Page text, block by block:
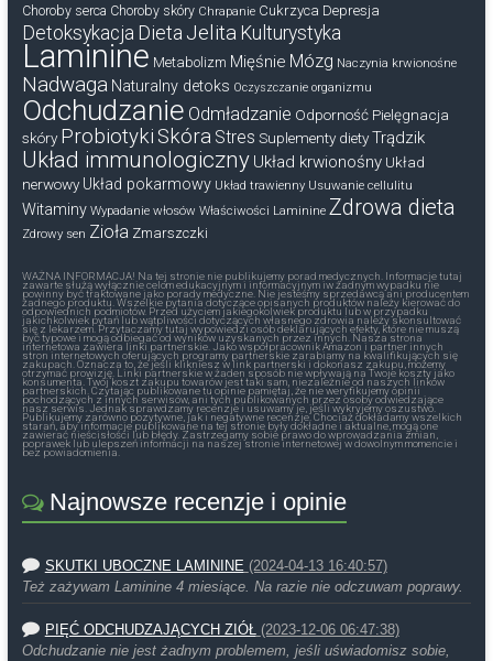
Choroby serca Choroby skóry Chrapanie Cukrzyca Depresja
Detoksykacja Dieta Jelita Kulturystyka
Laminine Metabolizm Mięśnie Mózg Naczynia krwionośne
Nadwaga Naturalny detoks Oczyszczanie organizmu
Odchudzanie Odmładzanie Odporność Pielęgnacja
skóry Probiotyki Skóra Stres Suplementy diety Trądzik
Układ immunologiczny Układ krwionośny Układ
nerwowy Układ pokarmowy Układ trawienny Usuwanie cellulitu
Witaminy Wypadanie włosów Właściwości Laminine Zdrowa dieta
Zdrowy sen Zioła Zmarszczki
WAŻNA INFORMACJA! Na tej stronie nie publikujemy porad medycznych. Informacje tutaj
zawarte służą wyłącznie celom edukacyjnym i informacyjnym iw żadnym wypadku nie
powinny być traktowane jako porady medyczne. Nie jesteśmy sprzedawcą ani producentem
żadnego produktu. Wszelkie pytania dotyczące opisanych produktów należy kierować do
odpowiednich podmiotów. Przed użyciem jakiegokolwiek produktu lub w przypadku
jakichkolwiek pytań lub wątpliwości dotyczących własnego zdrowia należy skonsultować
się z lekarzem. Przytaczamy tutaj wypowiedzi osób deklarujących efekty, które nie muszą
być typowe i mogą odbiegać od wyników uzyskanych przez innych. Nasza strona
internetowa zawiera linki partnerskie. Jako współpracownik Amazon i partner innych
stron internetowych oferujących programy partnerskie zarabiamy na kwalifikujących się
zakupach. Oznacza to, że jeśli klikniesz w link partnerski i dokonasz zakupu, możemy
otrzymać prowizję. Linki partnerskie w żaden sposób nie wpływają na Twoje koszty jako
konsumenta. Twój koszt zakupu towarów jest taki sam, niezależnie od naszych linków
partnerskich. Czytając publikowane tu opinie pamiętaj, że nie weryfikujemy opinii
pochodzących z innych serwisów, ani tych publikowanych przez osoby odwiedzające
nasz serwis. Jednak sprawdzamy recenzje i usuwamy je, jeśli wykryjemy oszustwo.
Publikujemy zarówno pozytywne, jak i negatywne recenzje. Chociaż dokładamy wszelkich
starań, aby informacje publikowane na tej stronie były dokładne i aktualne, mogą one
zawierać nieścisłości lub błędy. Zastrzegamy sobie prawo do wprowadzania zmian,
poprawek lub ulepszeń informacji na naszej stronie internetowej w dowolnym momencie i
bez powiadomienia.
Najnowsze recenzje i opinie
SKUTKI UBOCZNE LAMININE (2024-04-13 16:40:57)
Też zażywam Laminine 4 miesiące. Na razie nie odczuwam poprawy.
PIĘĆ ODCHUDZAJĄCYCH ZIÓŁ (2023-12-06 06:47:38)
Odchudzanie nie jest żadnym problemem, jeśli uświadomisz sobie,